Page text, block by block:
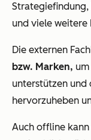
und viele weitere
Die externen
bzw. Marken,
unterstützen
hervorzuheben
Auch offline